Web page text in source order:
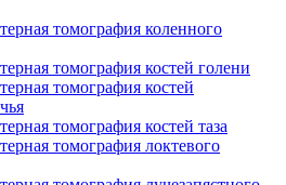
томография коленного
томография костей голени
томография костей
томография костей таза
томография локтевого